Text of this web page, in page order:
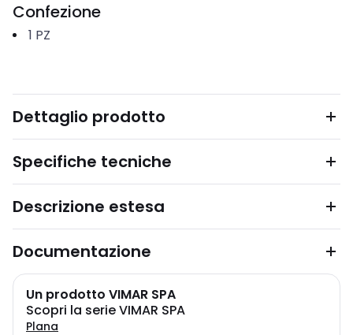
Confezione
1 PZ
Dettaglio prodotto
Specifiche tecniche
Descrizione estesa
Documentazione
Un prodotto VIMAR SPA
Scopri la serie VIMAR SPA
Plana